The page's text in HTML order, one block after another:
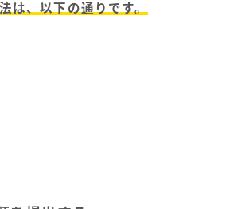
は、以下の通りです。